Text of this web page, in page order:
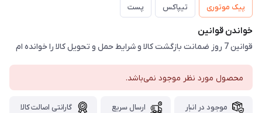
پیک موتوری تیپاکس پست
خواندن قوانین
قوانین 7 روز ضمانت بازگشت کالا و شرایط حمل و تحویل کالا را خوانده ام
محصول مورد نظر موجود نمی‌باشد.
موجود در انبار ارسال سریع گارانتی اصالت کالا